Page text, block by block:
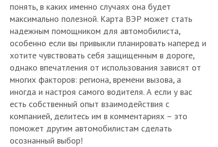
понять, в каких именно случаях она будет
максимально полезной. Карта ВЭР может стать
надежным помощником для автомобилиста,
особенно если вы привыкли планировать наперед и
хотите чувствовать себя защищенным в дороге,
однако впечатления от использования зависят от
многих факторов: региона, времени вызова, а
иногда и настроя самого водителя. А если у вас
есть собственный опыт взаимодействия с
компанией, делитесь им в комментариях – это
поможет другим автомобилистам сделать
осознанный выбор!